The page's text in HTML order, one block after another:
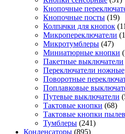
Кнопочные
Кнопочные посты (19)
Колпачки для кнопок
Микропереключатели
Микротумблеры (47)
Миниатюрные кнопки
Пакетные выключатели
Переключатели
Поворотные
Поплавковые
Путевые выключатели
Тактовые кнопки (68)
Тактовые кнопки
Тумблеры (241)
Конденсаторы (895)